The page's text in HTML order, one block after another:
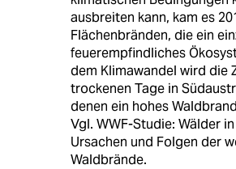
ausbreiten kann, kam es
Flächenbränden, die ein
feuerempfindliches
dem Klimawandel wird die
trockenen Tage in
denen ein hohes
Vgl. WWF-Studie: Wälder
Ursachen und Folgen der
Waldbrände.